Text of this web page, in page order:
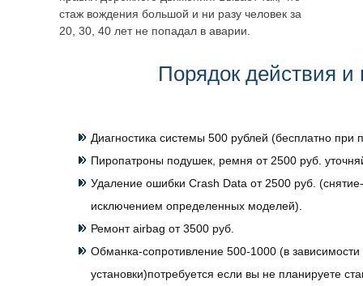
стаж вождения большой и ни разу человек за
20, 30, 40 лет не попадал в аварии.
Порядок действия и
Диагностика системы 500 рублей (бесплатно при
Пиропатроны подушек, ремня от 2500 руб.
Удаление ошибки Crash Data от 2500 руб. (снятие-
исключением определенных моделей).
Ремонт airbag от 3500 руб.
Обманка-сопротивление 500-1000 (в зависимости
установки)потребуется если вы не планируете